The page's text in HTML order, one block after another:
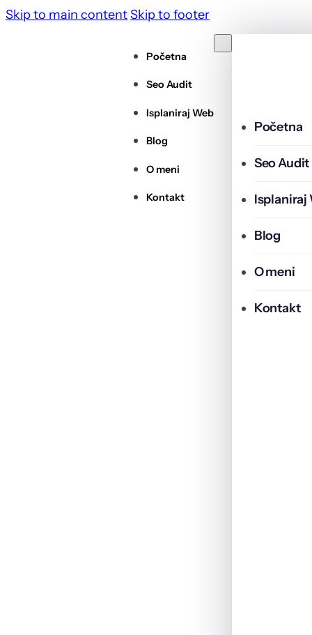
Skip to main contentSkip to footer
Početna
Seo Audit
Isplaniraj Web
Blog
O meni
Kontakt
Početna
Seo Audit
Isplaniraj
Blog
O meni
Kontakt